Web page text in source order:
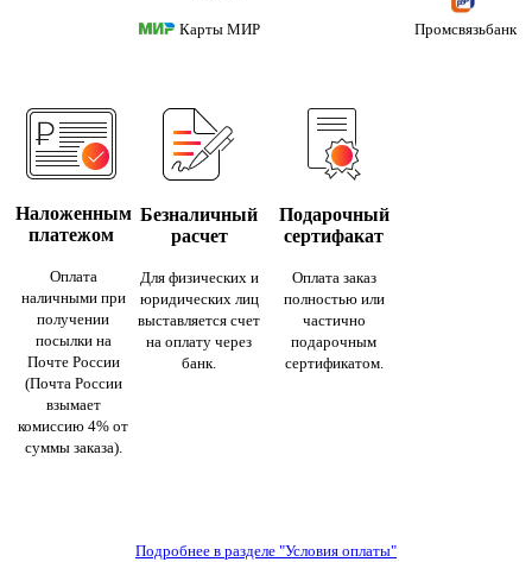
Карты МИР Промсвязьбанк
Наложенным
платежом
Оплата
наличными при
получении
посылки на
Почте России
(Почта России
взымает
комиссию 4% от
суммы заказа).
Безналичный
расчет
Для физических и
юридических лиц
выставляется счет
на оплату через
банк.
Подарочный
сертифакат
Оплата заказ
полностью или
частично
подарочным
сертификатом.
Подробнее в разделе "Условия оплаты"